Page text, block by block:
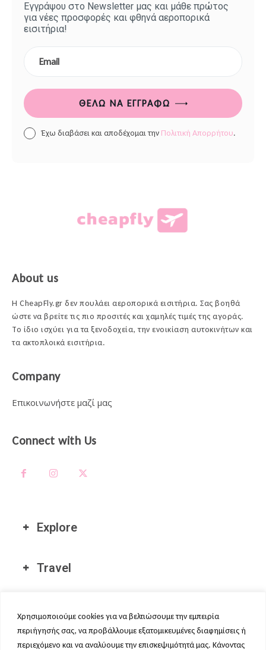
Χρησιμοποιούμε cookies για να βελτιώσουμε την εμπειρία
περιήγησής σας, να προβάλλουμε εξατομικευμένες διαφημίσεις ή
περιεχόμενο και να αναλύουμε την επισκεψιμότητά μας. Κάνοντας
Εγγράψου στο Newsletter μας και μάθε πρώτος
για νέες προσφορές και φθηνά αεροπορικά
εισιτήρια!
ΘΈΛΩ ΝΑ ΕΓΓΡΑΦΏ
Έχω διαβάσει και αποδέχομαι την Πολιτική Απορρήτου.
About us
Η CheapFly.gr δεν πουλάει αεροπορικά εισιτήρια. Σας βοηθά
ώστε να βρείτε τις πιο προσιτές και χαμηλές τιμές της αγοράς.
Το ίδιο ισχύει για τα ξενοδοχεία, την ενοικίαση αυτοκινήτων και
τα ακτοπλοικά εισιτήρια.
Company
Επικοινωνήστε μαζί μας
Connect with Us
Explore
Travel